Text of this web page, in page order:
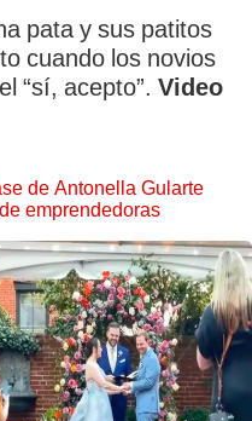
pata y sus patitos
cuando los novios
“sí, acepto”. Video
de Antonella Gularte
emprendedoras